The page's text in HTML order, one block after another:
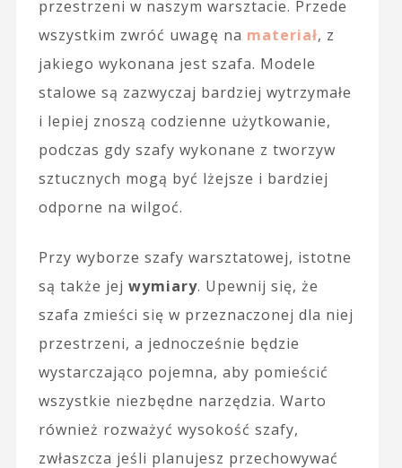
przestrzeni w naszym warsztacie. Przede
wszystkim zwróć uwagę na materiał, z
jakiego wykonana jest szafa. Modele
stalowe są zazwyczaj bardziej wytrzymałe
i lepiej znoszą codzienne użytkowanie,
podczas gdy szafy wykonane z tworzyw
sztucznych mogą być lżejsze i bardziej
odporne na wilgoć.
Przy wyborze szafy warsztatowej, istotne
są także jej wymiary. Upewnij się, że
szafa zmieści się w przeznaczonej dla niej
przestrzeni, a jednocześnie będzie
wystarczająco pojemna, aby pomieścić
wszystkie niezbędne narzędzia. Warto
również rozważyć wysokość szafy,
zwłaszcza jeśli planujesz przechowywać